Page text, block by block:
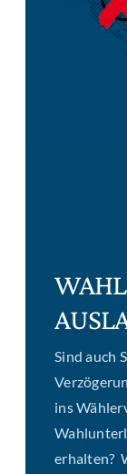
Sind auch
ins
erhalten?